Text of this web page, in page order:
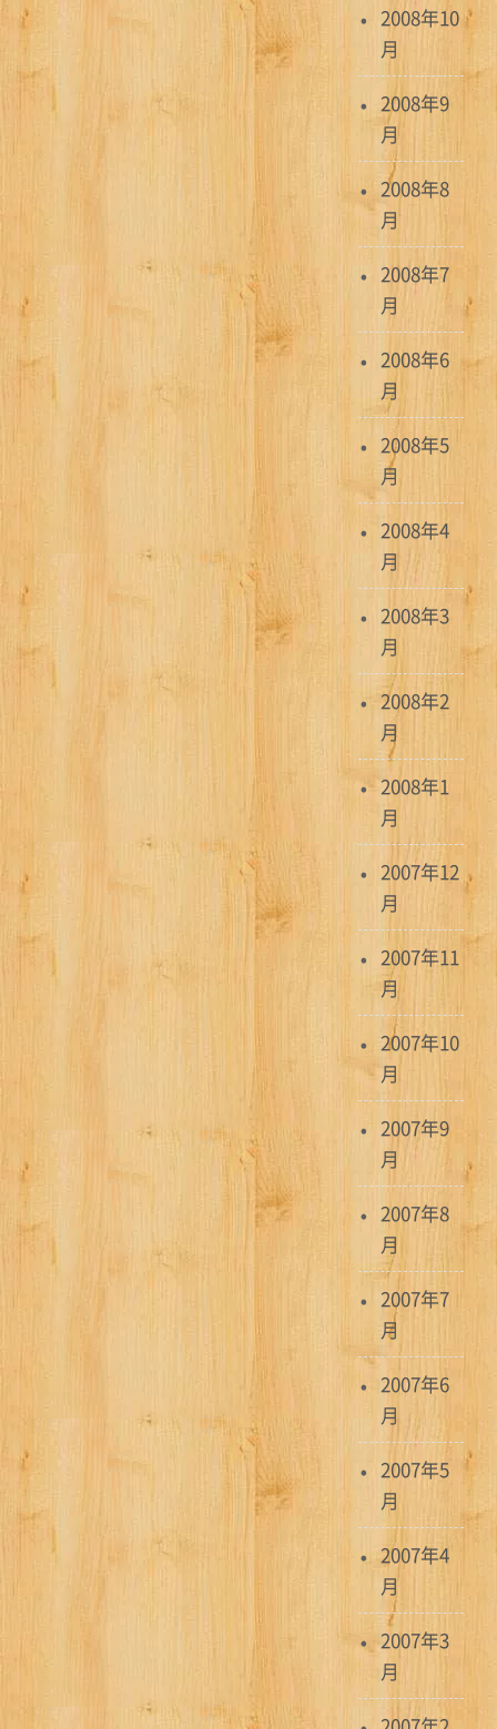
2008年10
月
2008年9
月
2008年8
月
2008年7
月
2008年6
月
2008年5
月
2008年4
月
2008年3
月
2008年2
月
2008年1
月
2007年12
月
2007年11
月
2007年10
月
2007年9
月
2007年8
月
2007年7
月
2007年6
月
2007年5
月
2007年4
月
2007年3
月